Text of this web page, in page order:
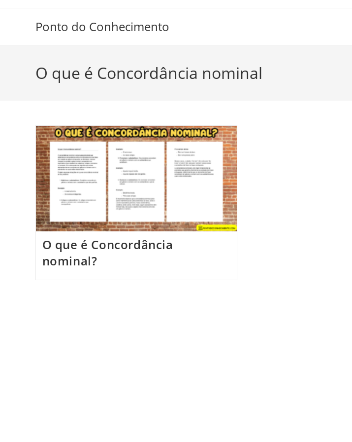
Ponto do Conhecimento
O que é Concordância nominal
O que é Concordância
nominal?